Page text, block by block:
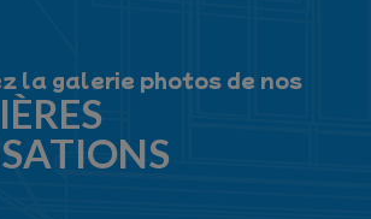
la galerie photos de nos